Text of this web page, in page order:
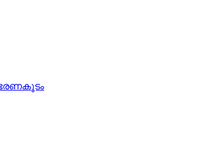
ഭരണകൂടം